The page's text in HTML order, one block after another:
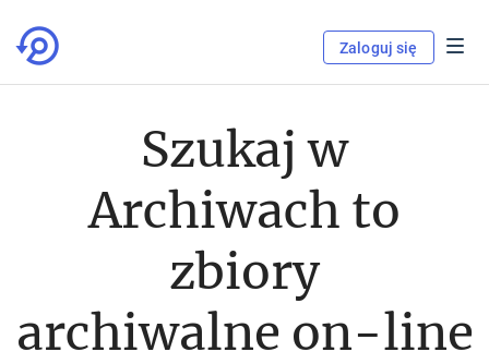
Zaloguj się
Szukaj w
Archiwach to
zbiory
archiwalne on-line